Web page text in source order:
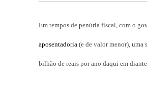
Em tempos de penúria fiscal, com o
aposentadoria (e de valor menor), uma
bilhão de reais por ano daqui em diante.